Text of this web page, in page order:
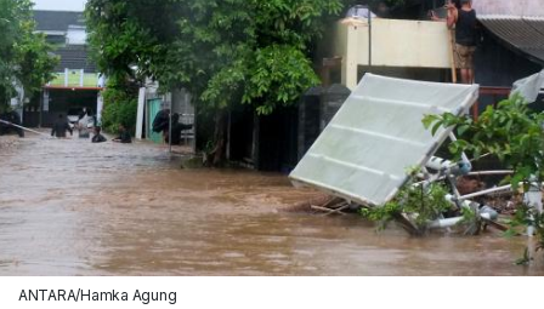
ANTARA/Hamka Agung